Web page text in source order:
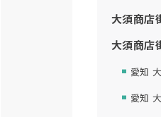
大須商店
大須商店
愛知
愛知